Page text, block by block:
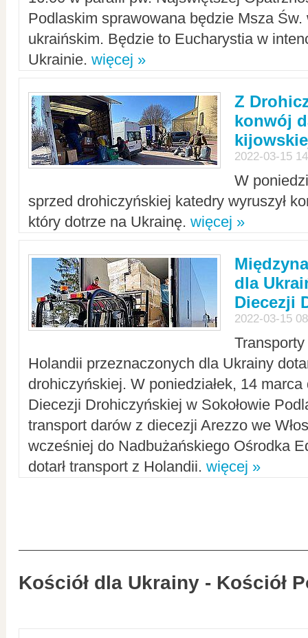
Podlaskim sprawowana będzie Msza Św.
ukraińskim. Będzie to Eucharystia w
Ukrainie. więcej »
Z
konwój
2022-03-15
W
sprzed drohiczyńskiej katedry wyruszył
który dotrze na Ukrainę. więcej »
dla
Diecezji
2022-03-15
Holandii przeznaczonych dla Ukrainy
drohiczyńskiej. W poniedziałek, 14
Diecezji Drohiczyńskiej w Sokołowie
transport darów z diecezji Arezzo we
wcześniej do Nadbużańskiego Ośrodka
dotarł transport z Holandii. więcej »
Kościół dla Ukrainy - Kościół